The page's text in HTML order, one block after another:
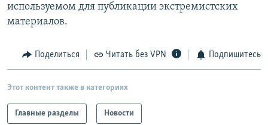
используемом для публикации экстремистских
материалов.
Поделиться Читать без VPN Подпишитесь
Этот контент также в категориях
Главные разделы Новости